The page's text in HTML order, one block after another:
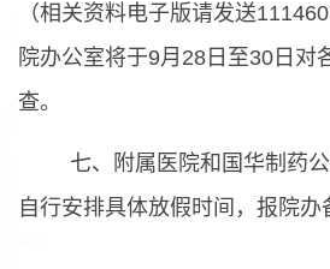
（相关资料电子版请发送
院办公室将于9月28日至30日对
查。
七、附属医院和国华制药
自行安排具体放假时间，报院办